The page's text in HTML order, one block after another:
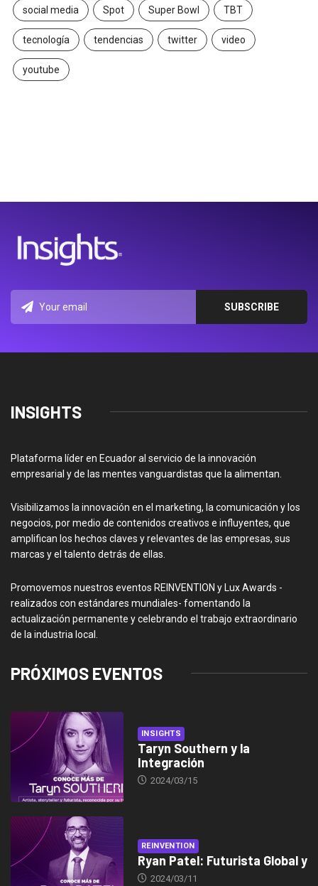
social media Spot Super Bowl TBT
tecnología tendencias twitter video
youtube
INSIGHTS
Plataforma líder en Ecuador al servicio de la innovación
empresarial y de las mentes vanguardistas que la alimentan.
Visibilizamos la innovación en el marketing, la comunicación y los
negocios, por medio de contenidos creativos e influyentes, que
amplifican los hechos claves y relevantes de las empresas, sus
marcas y el talento detrás de ellas.
Promovemos nuestros eventos REINVENTION y Lux Awards -
realizados con estándares mundiales- fomentando la
actualización permanente y celebrando el trabajo extraordinario
de la industria local.
PRÓXIMOS EVENTOS
INSIGHTS
Taryn Southern y la
Integración
2024/03/15
REINVENTION
Ryan Patel: Futurista Global y
2024/03/11